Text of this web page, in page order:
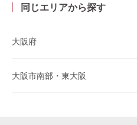
同じエリアから探す
大阪府
大阪市南部・東大阪